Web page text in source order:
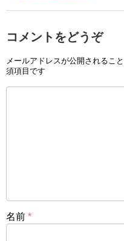
コメントをどうぞ
メールアドレスが公開されるこ
須項目です
名前 *